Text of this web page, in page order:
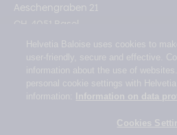
Aeschengraben 21
CH-4051 Basel
Impressum
Rechtliche Hinweise
Datenschutz
Helvetia Baloise uses cookies to
user-friendly, secure and effective.
information about the use of
personal cookie settings with
information:
Information on data
Cookies